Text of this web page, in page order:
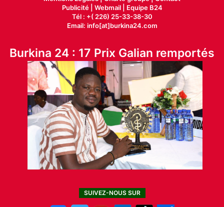
Publicité| Webmail |
Equipe B24
Tél : +( 226) 25-33-38-30
Email: info[at]burkina24.com
Burkina 24 : 17 Prix Galian remportés
SUIVEZ-NOUS SUR